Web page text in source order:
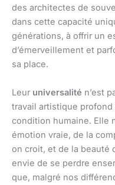
des architectes de
dans cette capacité
générations, à offrir un
d’émerveillement et
sa place.
Leur universalité n’est
travail artistique profond
condition humaine. Elle
émotion vraie, de la
on croit, et de la beauté
envie de se perdre
que, malgré nos